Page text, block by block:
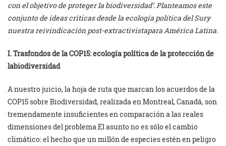
con el objetivo de proteger la biodiversidad’. Planteamos este
conjunto de ideas críticas desde la ecología política del Sury
nuestra reivindicación post-extractivistapara América Latina.
I. Trasfondos de la COP15: ecología política de la protección de
labiodiversidad
A nuestro juicio, la hoja de ruta que marcan los acuerdos de la
COP15 sobre Biodiversidad, realizada en Montreal, Canadá, son
tremendamente insuficientes en comparación a las reales
dimensiones del problema.El asunto no es sólo el cambio
climático: el hecho que un millón de especies estén en peligro